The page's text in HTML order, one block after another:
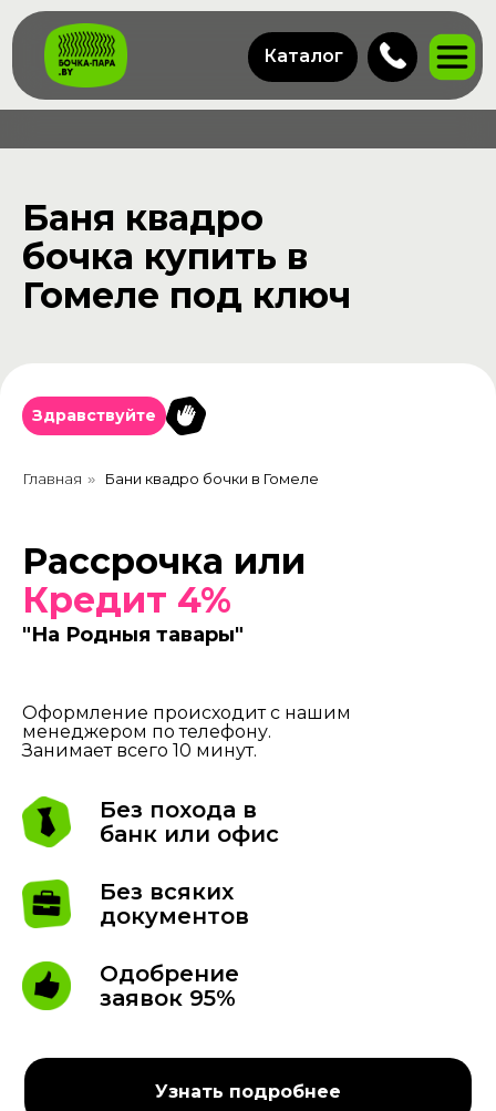
Каталог
Баня квадро
бочка купить в
Гомеле под ключ
Здравствуйте
Главная » Бани квадро бочки в Гомеле
Рассрочка или
Кредит 4%
"На Родныя тавары"
Без похода в
банк или офис
Оформление происходит с нашим
менеджером по телефону.
Занимает всего 10 минут.
Без всяких
документов
Одобрение
заявок 95%
Узнать подробнее